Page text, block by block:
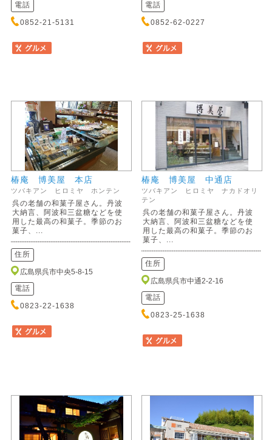
電話
0852-21-5131
電話
0852-62-0227
椿庵 博美屋 本店
ツバキアン ヒロミヤ ホンテン
呉の老舗の和菓子屋さん。丹波
大納言、阿波和三盆糖などを使
用した最高の和菓子。季節のお
菓子、...
住所
広島県呉市中央5-8-15
電話
0823-22-1638
椿庵 博美屋 中通店
ツバキアン ヒロミヤ ナカドオリ
テン
呉の老舗の和菓子屋さん。丹波
大納言、阿波和三盆糖などを使
用した最高の和菓子。季節のお
菓子、...
住所
広島県呉市中通2-2-16
電話
0823-25-1638